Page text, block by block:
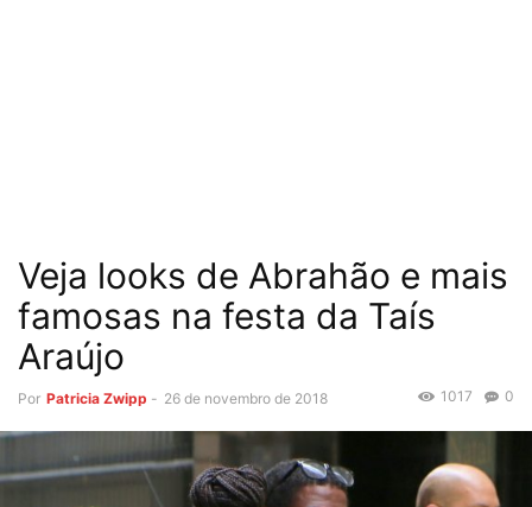
Veja looks de Abrahão e mais
famosas na festa da Taís
Araújo
Por Patricia Zwipp - 26 de novembro de 2018 0
1017